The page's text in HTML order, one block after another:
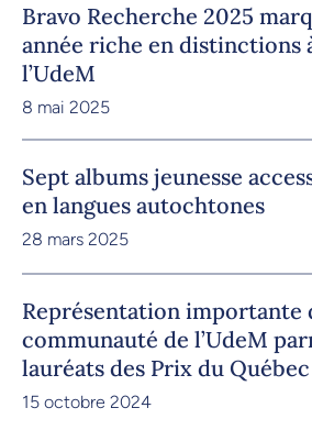
Bravo Recherche 2025
année riche en distinctions
l’UdeM
8 mai 2025
Sept albums jeunesse
en langues autochtones
28 mars 2025
Représentation importante
communauté de l’UdeM
lauréats des Prix du Québec
15 octobre 2024